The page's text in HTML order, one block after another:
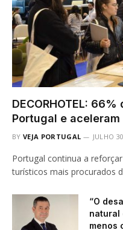
DECORHOTEL:
Portugal e
BY VEJA PORTUGAL JULHO
Portugal continua a
turísticos mais procurados
“O
natural
menos